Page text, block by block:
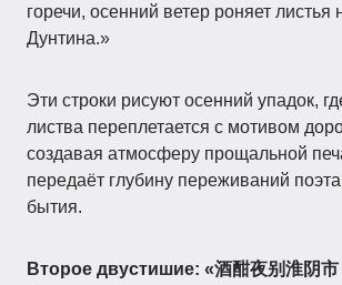
горечи, осенний ветер роняет листья
Дунтина.»
Эти строки рисуют осенний упадок,
листва переплетается с мотивом
создавая атмосферу прощальной
передаёт глубину переживаний
бытия.
Второе двустишие: «酒酣夜别淮阴